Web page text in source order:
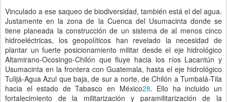
Vinculado a ese saqueo de biodiversidad, también está el del agua.
Justamente en la zona de la Cuenca del Usumacinta donde se
tiene planeada la construcción de un sistema de al menos cinco
hidroeléctricas, los geopolíticos han revelado la necesidad de
plantar un fuerte posicionamiento militar desde el eje hidrológico
Altamirano-Ocosingo-Chilón que fluye hacia los ríos Lacantún y
Usumacinta en la frontera con Guatemala, hasta el eje hidrológico
Tulijá-Agua Azul que baja, de sur a norte, de Chilón a Tumbalá-Tila
hacia el estado de Tabasco en México28. Ello ha incluido un
fortalecimiento de la militarización y paramilitarización de la